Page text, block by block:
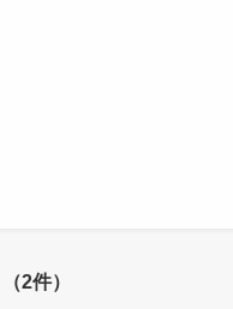
（2件）